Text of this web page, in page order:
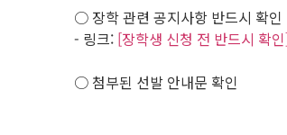
○ 장학 관련 공지사항 반드시 확인
- 링크: [장학생 신청 전 반드시 확
○ 첨부된 선발 안내문 확인